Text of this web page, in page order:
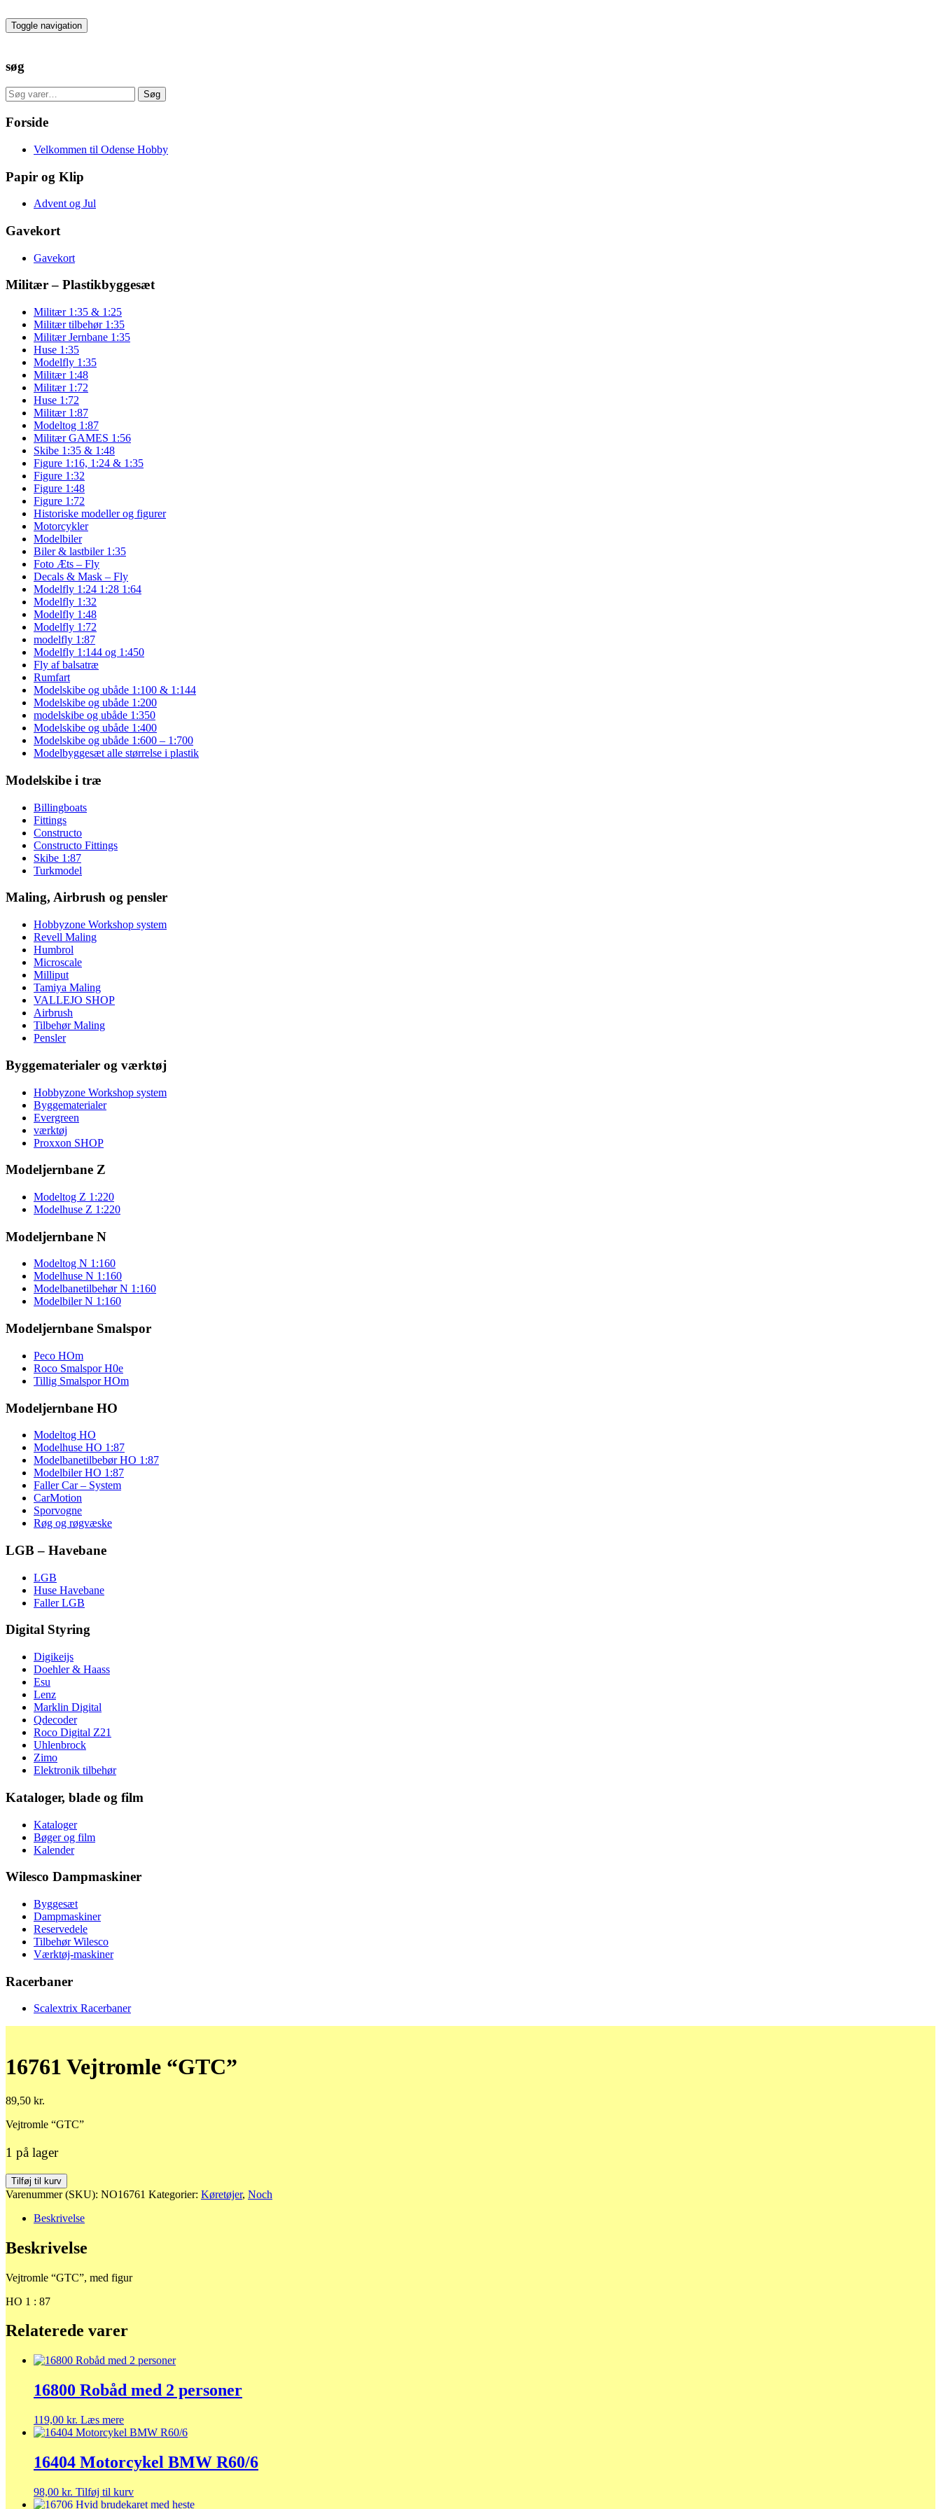
to
the
Toggle navigation
søg
Søg
efter:
Søg
Forside
Velkommen til Odense Hobby
Papir og Klip
Advent og Jul
Gavekort
Gavekort
Militær – Plastikbyggesæt
Militær 1:35 & 1:25
Militær tilbehør 1:35
Militær Jernbane 1:35
Huse 1:35
Modelfly 1:35
Militær 1:48
Militær 1:72
Huse 1:72
Militær 1:87
Modeltog 1:87
Militær GAMES 1:56
Skibe 1:35 & 1:48
Figure 1:16, 1:24 & 1:35
Figure 1:32
Figure 1:48
Figure 1:72
Historiske modeller og figurer
Motorcykler
Modelbiler
Biler & lastbiler 1:35
Foto Æts – Fly
Decals & Mask – Fly
Modelfly 1:24 1:28 1:64
Modelfly 1:32
Modelfly 1:48
Modelfly 1:72
modelfly 1:87
Modelfly 1:144 og 1:450
Fly af balsatræ
Rumfart
Modelskibe og ubåde 1:100 & 1:144
Modelskibe og ubåde 1:200
modelskibe og ubåde 1:350
Modelskibe og ubåde 1:400
Modelskibe og ubåde 1:600 – 1:700
Modelbyggesæt alle størrelse i plastik
Modelskibe i træ
Billingboats
Fittings
Constructo
Constructo Fittings
Skibe 1:87
Turkmodel
Maling, Airbrush og pensler
Hobbyzone Workshop system
Revell Maling
Humbrol
Microscale
Milliput
Tamiya Maling
VALLEJO SHOP
Airbrush
Tilbehør Maling
Pensler
Byggematerialer og værktøj
Hobbyzone Workshop system
Byggematerialer
Evergreen
værktøj
Proxxon SHOP
Modeljernbane Z
Modeltog Z 1:220
Modelhuse Z 1:220
Modeljernbane N
Modeltog N 1:160
Modelhuse N 1:160
Modelbanetilbehør N 1:160
Modelbiler N 1:160
Modeljernbane Smalspor
Peco HOm
Roco Smalspor H0e
Tillig Smalspor HOm
Modeljernbane HO
Modeltog HO
Modelhuse HO 1:87
Modelbanetilbebør HO 1:87
Modelbiler HO 1:87
Faller Car – System
CarMotion
Sporvogne
Røg og røgvæske
LGB – Havebane
LGB
Huse Havebane
Faller LGB
Digital Styring
Digikeijs
Doehler & Haass
Esu
Lenz
Marklin Digital
Qdecoder
Roco Digital Z21
Uhlenbrock
Zimo
Elektronik tilbehør
Kataloger, blade og film
Kataloger
Bøger og film
Kalender
Wilesco Dampmaskiner
Byggesæt
Dampmaskiner
Reservedele
Tilbehør Wilesco
Værktøj-maskiner
Racerbaner
Scalextrix Racerbaner
16761 Vejtromle “GTC”
89,50 kr.
Vejtromle “GTC”
1 på lager
16761
Vejtromle
antal
Tilføj til kurv
Varenummer (SKU): NO16761 Kategorier: Køretøjer, Noch
Beskrivelse
Beskrivelse
Vejtromle “GTC”, med figur
HO 1 : 87
Relaterede varer
16800 Robåd med 2 personer
119,00 kr. Læs mere
16404 Motorcykel BMW R60/6
98,00 kr. Tilføj til kurv